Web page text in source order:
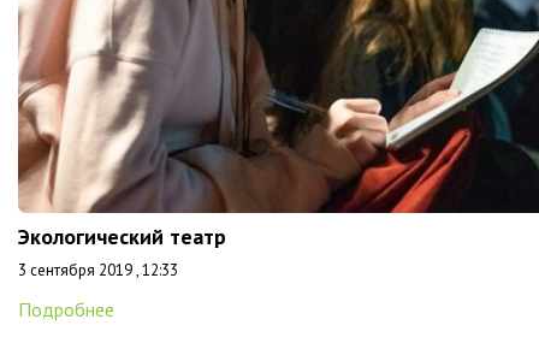
Экологический театр
3 сентября 2019 , 12:33
Подробнее